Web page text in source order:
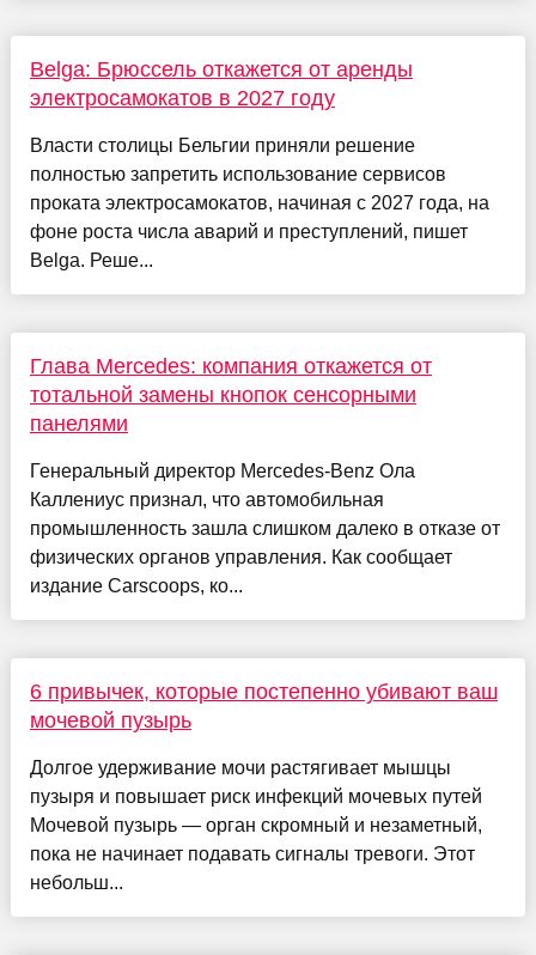
Belga: Брюссель откажется от аренды
электросамокатов в 2027 году
Власти столицы Бельгии приняли решение
полностью запретить использование сервисов
проката электросамокатов, начиная с 2027 года, на
фоне роста числа аварий и преступлений, пишет
Belga. Реше...
Глава Mercedes: компания откажется от
тотальной замены кнопок сенсорными
панелями
Генеральный директор Mercedes-Benz Ола
Каллениус признал, что автомобильная
промышленность зашла слишком далеко в отказе от
физических органов управления. Как сообщает
издание Carscoops, ко...
6 привычек, которые постепенно убивают ваш
мочевой пузырь
Долгое удерживание мочи растягивает мышцы
пузыря и повышает риск инфекций мочевых путей
Мочевой пузырь — орган скромный и незаметный,
пока не начинает подавать сигналы тревоги. Этот
небольш...